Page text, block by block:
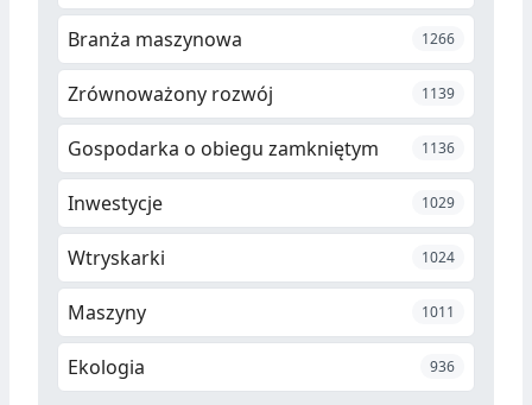
Branża maszynowa 1266
Zrównoważony rozwój 1139
Gospodarka o obiegu zamkniętym 1136
Inwestycje 1029
Wtryskarki 1024
Maszyny 1011
Ekologia 936